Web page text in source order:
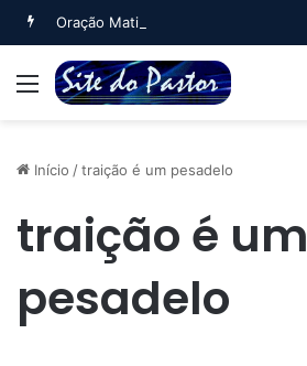
Oração Matinal (Salmo 5)
Menu
Início /traição é um pesadelo
traição é um
pesadelo